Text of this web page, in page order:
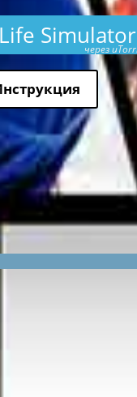
Simulator
через